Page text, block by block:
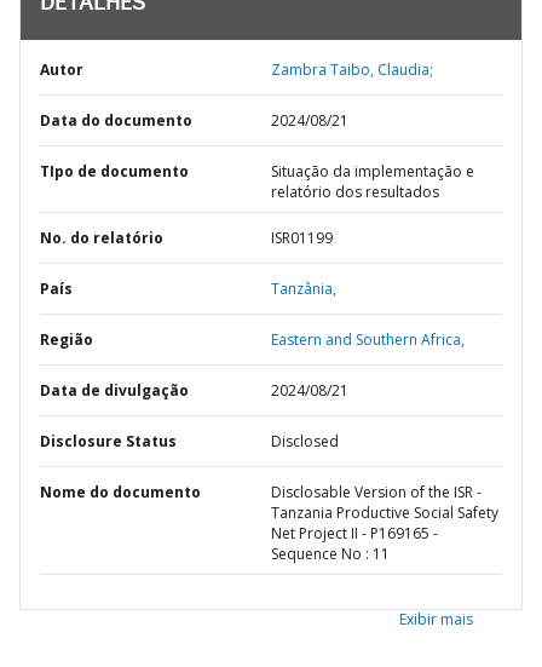
DETALHES
Autor Zambra Taibo, Claudia;
Data do documento 2024/08/21
TIpo de documento
Situação da implementação e
relatório dos resultados
No. do relatório ISR01199
País Tanzânia,
Região Eastern and Southern Africa,
Data de divulgação 2024/08/21
Disclosure Status Disclosed
Nome do documento
Disclosable Version of the ISR -
Tanzania Productive Social Safety
Net Project II - P169165 -
Sequence No : 11
Exibir mais